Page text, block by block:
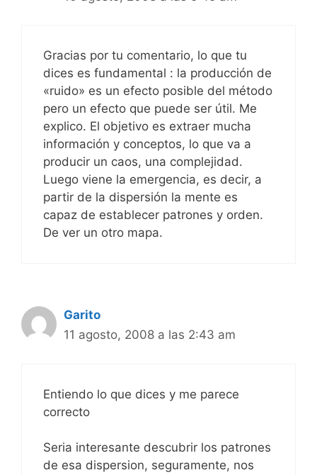
Gracias por tu comentario, lo que tu
dices es fundamental : la producción de
«ruido» es un efecto posible del método
pero un efecto que puede ser útil. Me
explico. El objetivo es extraer mucha
información y conceptos, lo que va a
producir un caos, una complejidad.
Luego viene la emergencia, es decir, a
partir de la dispersión la mente es
capaz de establecer patrones y orden.
De ver un otro mapa.
Garito
11 agosto, 2008 a las 2:43 am
Entiendo lo que dices y me parece
correcto
Seria interesante descubrir los patrones
de esa dispersion, seguramente, nos